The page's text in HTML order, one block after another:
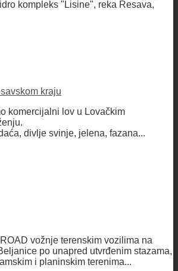
kompleks "Lisine", reka Resava,
komercijalni lov u Lovačkim
divlje svinje, jelena, fazana...
vožnje terenskim vozilima na
po unapred utvrđenim stazama,
i planinskim terenima...